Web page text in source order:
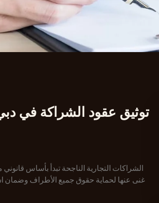
توثيق عقود الشراكة في
الشراكات التجارية الناجحة تبدأ بأساس
غنى عنها لحماية حقوق جميع الأطراف وضمان